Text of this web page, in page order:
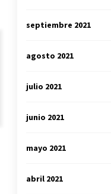
septiembre 2021
agosto 2021
julio 2021
junio 2021
mayo 2021
abril 2021